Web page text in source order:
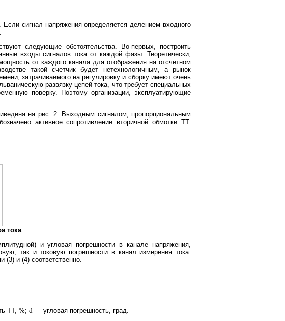
сигнал напряжения определяется делением входного
следующие обстоятельства. Во-первых, построить
входы сигналов тока от каждой фазы. Теоретически,
от каждого канала для отображения на отсчетном
такой счетчик будет нетехнологичным, а рынок
затрачиваемого на регулировку и сборку имеют очень
развязку цепей тока, что требует специальных
поверку. Поэтому организации, эксплуатирующие
на рис. 2. Выходным сигналом, пропорциональным
активное сопротивление вторичной обмотки ТТ.
тока
и угловая погрешности в канале напряжения,
так и токовую погрешности в канал измерения тока.
и (4) соответственно.
ТТ, %; d — угловая погрешность, град.